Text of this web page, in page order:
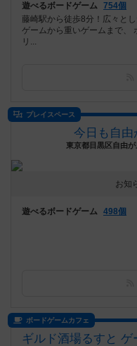
遊べるボードゲーム 754個
藤崎駅から徒歩8分！広々と
ゲームから重いゲームまで、
リ...
プレイスペース
今日も自由
東京都目黒区自由
お知
遊べるボードゲーム 498個
ボードゲームカフェ